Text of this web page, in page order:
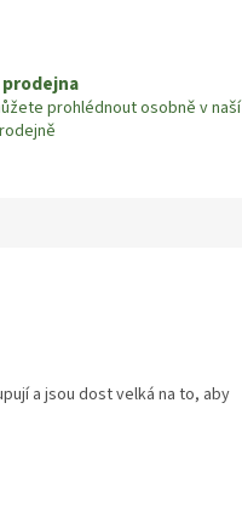
prohlédnout osobně v naší
a jsou dost velká na to, aby